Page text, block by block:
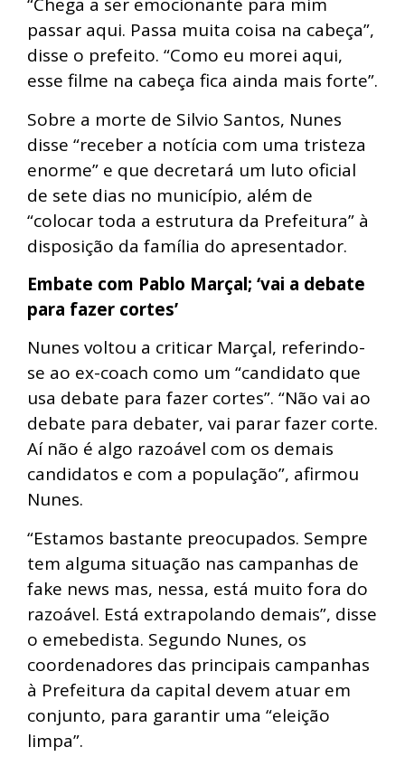
passar aqui. Passa muita coisa na cabeça”,
disse o prefeito. “Como eu morei aqui,
esse filme na cabeça fica ainda mais forte”.
Sobre a morte de Silvio Santos, Nunes
disse “receber a notícia com uma tristeza
enorme” e que decretará um luto oficial
de sete dias no município, além de
“colocar toda a estrutura da Prefeitura” à
disposição da família do apresentador.
Embate com Pablo Marçal; ‘vai a debate
para fazer cortes’
Nunes voltou a criticar Marçal, referindo-
se ao ex-coach como um “candidato que
usa debate para fazer cortes”. “Não vai ao
debate para debater, vai parar fazer corte.
Aí não é algo razoável com os demais
candidatos e com a população”, afirmou
Nunes.
“Estamos bastante preocupados. Sempre
tem alguma situação nas campanhas de
fake news mas, nessa, está muito fora do
razoável. Está extrapolando demais”, disse
o emebedista. Segundo Nunes, os
coordenadores das principais campanhas
à Prefeitura da capital devem atuar em
conjunto, para garantir uma “eleição
limpa”.